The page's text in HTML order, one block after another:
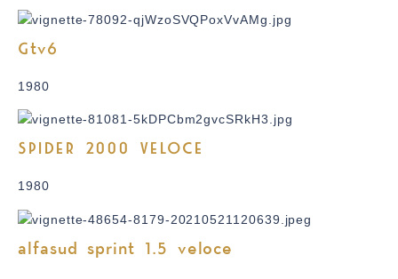
Gtv6
1980
SPIDER 2000 VELOCE
1980
alfasud sprint 1.5 veloce